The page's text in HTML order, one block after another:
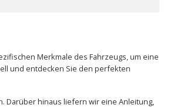
Merkmale des Fahrzeugs, um eine
und entdecken Sie den perfekten
Darüber hinaus liefern wir eine Anleitung,